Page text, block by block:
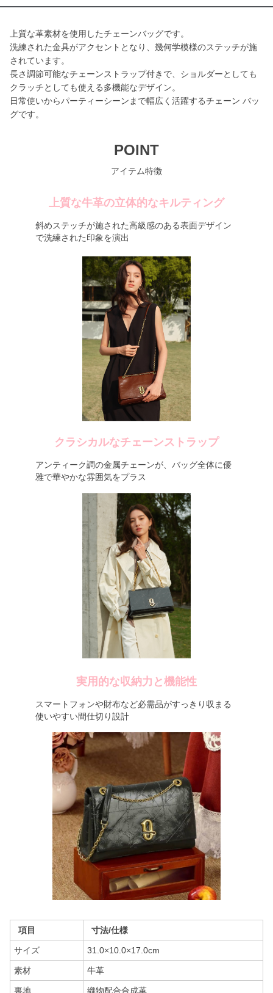
上質な革素材を使用したチェーンバッグです。
洗練された金具がアクセントとなり、幾何学模様のステッチが施
されています。
長さ調節可能なチェーンストラップ付きで、ショルダーとしても
クラッチとしても使える多機能なデザイン。
日常使いからパーティーシーンまで幅広く活躍するチェーン バッ
グです。
POINT
アイテム特徴
上質な牛革の立体的なキルティング
斜めステッチが施された高級感のある表面デザイン
で洗練された印象を演出
クラシカルなチェーンストラップ
アンティーク調の金属チェーンが、バッグ全体に優
雅で華やかな雰囲気をプラス
実用的な収納力と機能性
スマートフォンや財布など必需品がすっきり収まる
使いやすい間仕切り設計
項目 寸法/仕様
サイズ 31.0×10.0×17.0cm
素材 牛革
裏地 織物配合合成革